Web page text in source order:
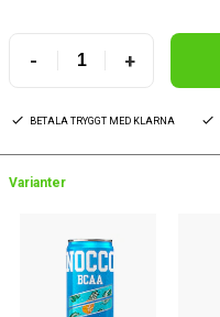
- +
BETALA TRYGGT MED KLARNA
Varianter